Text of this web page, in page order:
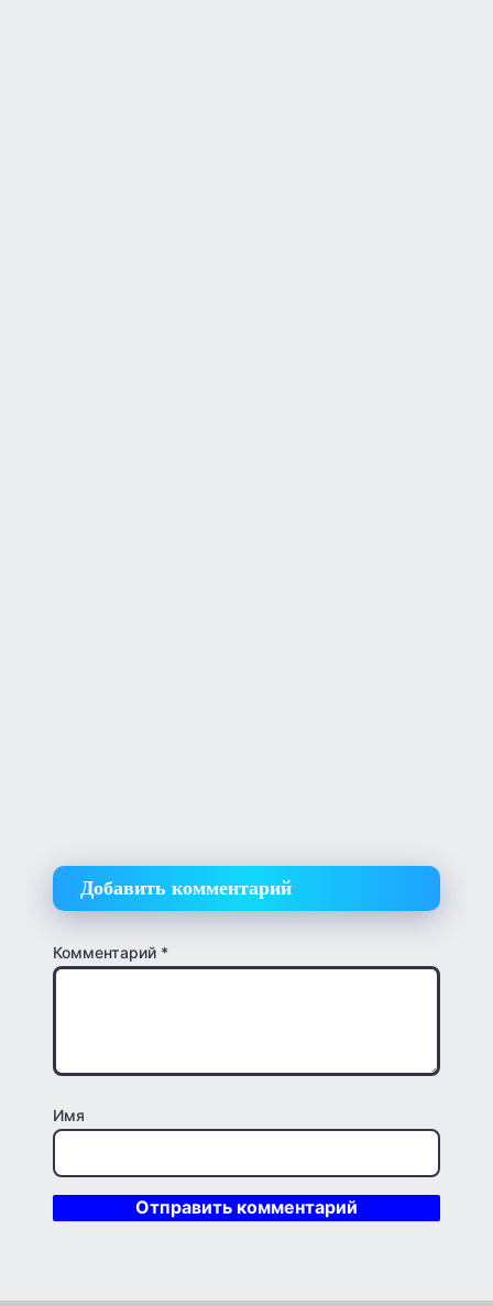
Добавить комментарий
Комментарий *
Имя